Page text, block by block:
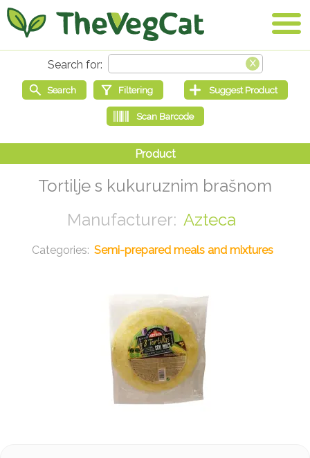
Tortilje s kukuruznim brašnom
Azteca
Semi-prepared meals and mixtures